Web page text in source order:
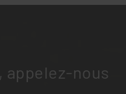
nous